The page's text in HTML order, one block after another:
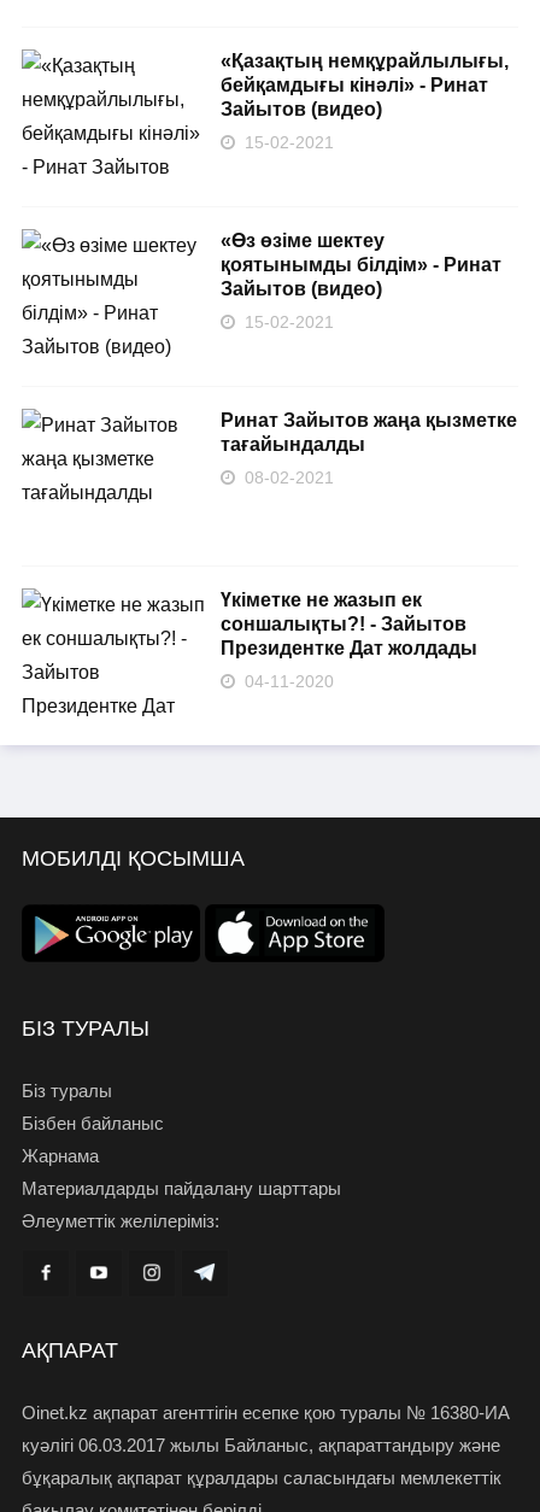
«Қазақтың немқұрайлылығы,
бейқамдығы кінәлі» - Ринат
Зайытов (видео)
15-02-2021
«Өз өзіме шектеу
қоятынымды білдім» - Ринат
Зайытов (видео)
15-02-2021
Ринат Зайытов жаңа қызметке
тағайындалды
08-02-2021
Үкіметке не жазып ек
соншалықты?! - Зайытов
Президентке Дат жолдады
04-11-2020
МОБИЛДІ ҚОСЫМША
БІЗ ТУРАЛЫ
Біз туралы
Бізбен байланыс
Жарнама
Материалдарды пайдалану шарттары
Әлеуметтік желілеріміз:
АҚПАРАТ
Oinet.kz ақпарат агенттігін есепке қою туралы № 16380-ИА
куәлігі 06.03.2017 жылы Байланыс, ақпараттандыру және
бұқаралық ақпарат құралдары саласындағы мемлекеттік